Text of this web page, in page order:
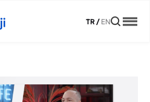
TR/EN